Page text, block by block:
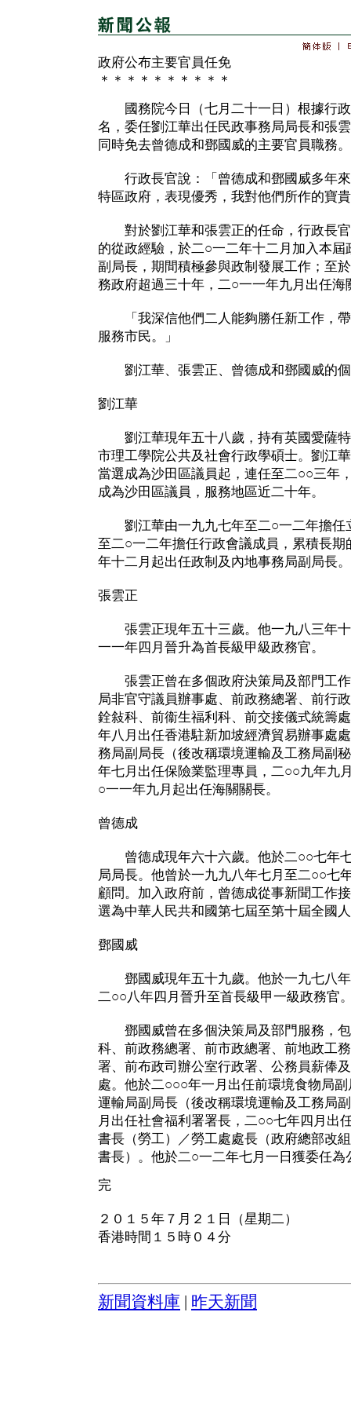
政府公布主要官員任免
＊＊＊＊＊＊＊＊＊＊
國務院今日（七月二十一日）根據行政
名，委任劉江華出任民政事務局局長和張
同時免去曾德成和鄧國威的主要官員職務。
行政長官說：「曾德成和鄧國威多年來
特區政府，表現優秀，我對他們所作的寶
對於劉江華和張雲正的任命，行政長官
的從政經驗，於二○一二年十二月加入本
副局長，期間積極參與政制發展工作；至
務政府超過三十年，二○一一年九月出任
「我深信他們二人能夠勝任新工作，帶
服務市民。」
劉江華、張雲正、曾德成和鄧國威的個
劉江華
劉江華現年五十八歲，持有英國愛薩特
市理工學院公共及社會行政學碩士。劉江
當選成為沙田區議員起，連任至二○○三年
成為沙田區議員，服務地區近二十年。
劉江華由一九九七年至二○一二年擔任
至二○一二年擔任行政會議成員，累積長
年十二月起出任政制及內地事務局副局長。
張雲正
張雲正現年五十三歲。他一九八三年十
一一年四月晉升為首長級甲級政務官。
張雲正曾在多個政府決策局及部門工作
局非官守議員辦事處、前政務總署、前行
銓敍科、前衞生福利科、前交接儀式統籌
年八月出任香港駐新加坡經濟貿易辦事處
務局副局長（後改稱環境運輸及工務局副
年七月出任保險業監理專員，二○○九年九
○一一年九月起出任海關關長。
曾德成
曾德成現年六十六歲。他於二○○七年
局局長。他曾於一九九八年七月至二○○七
顧問。加入政府前，曾德成從事新聞工作
選為中華人民共和國第七屆至第十屆全國
鄧國威
鄧國威現年五十九歲。他於一九七八年
二○○八年四月晉升至首長級甲一級政務官
鄧國威曾在多個決策局及部門服務，包
科、前政務總署、前市政總署、前地政工
署、前布政司辦公室行政署、公務員薪俸
處。他於二○○○年一月出任前環境食物局
運輸局副局長（後改稱環境運輸及工務局
月出任社會福利署署長，二○○七年四月出
書長（勞工）／勞工處處長（政府總部改
書長）。他於二○一二年七月一日獲委任為
完
２０１５年７月２１日（星期二）
香港時間１５時０４分
新聞資料庫 昨天新聞